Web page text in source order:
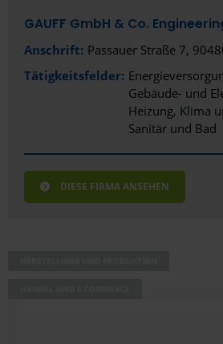
GAUFF GmbH & Co.
Anschrift: Passauer Straße 7,
Tätigkeitsfelder:
Gebäude- und
Heizung, Klima
Sanitär und Bad
DIESE FIRMA ANSEHEN